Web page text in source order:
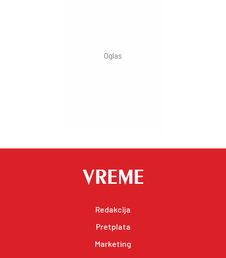
Redakcija
Pretplata
Marketing